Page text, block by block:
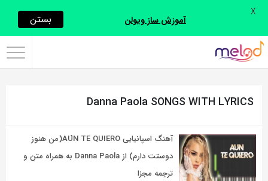
اشتراک
با
از
زیر
می‌توانید
Danna Paola SONGS WITH LYRICS
آهنگ اسپانیایی AÚN TE QUIERO(من هنوز
دوستت دارم) از Danna Paola به همراه متن و
ترجمه مجزا
آموزش ساز ویولن بستن X